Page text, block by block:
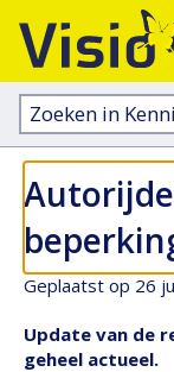
Zoeken
in
kennisportaal:
Geplaatst op 26
Update van de
geheel actueel.